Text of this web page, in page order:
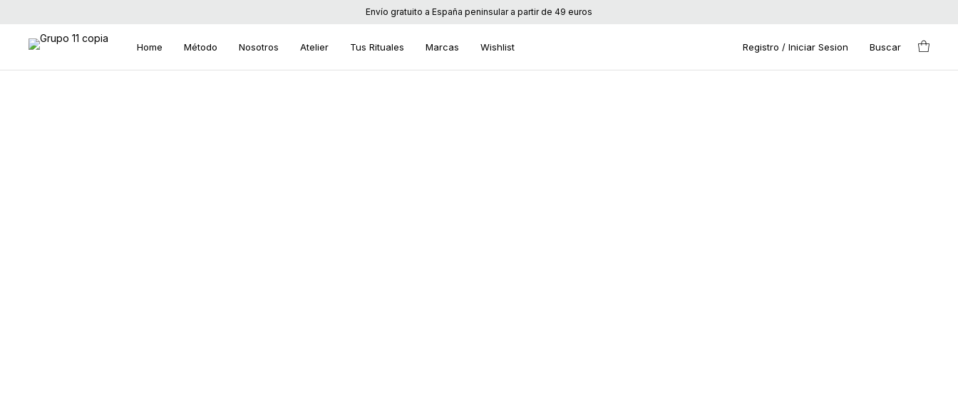
Envío gratuito a España peninsular a partir de 49 euros
Registro / Iniciar Sesion Buscar
Home Método Nosotros Atelier Tus Rituales Marcas Wishlist